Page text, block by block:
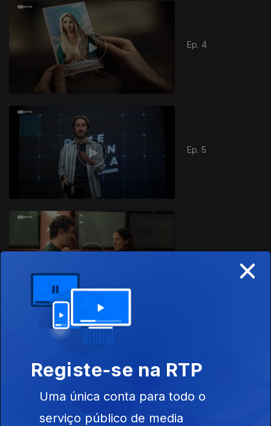
Ep. 4
Ep. 5
Ep. 6 ×
Registe-se na RTP
Uma única conta para todo o
serviço público de media